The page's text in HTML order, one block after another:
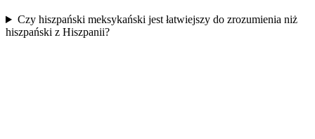
Czy hiszpański meksykański jest łatwiejszy do zrozumienia niż
hiszpański z Hiszpanii?